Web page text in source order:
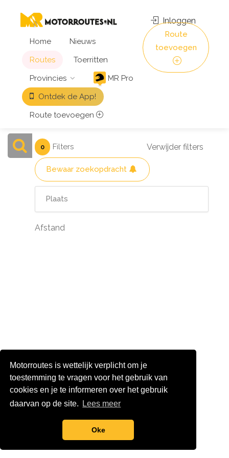
Motorroutes is wettelijk verplicht om je
toestemming te vragen voor het gebruik van
cookies en je te informeren over het gebruik
daarvan op de site.
Lees meer
Oke
Home
Nieuws
Routes
Toerritten
Provincies
MR Pro
Ontdek de App!
Route toevoegen
Inloggen
Route
toevoegen
0 Filters Verwijder filters
Bewaar zoekopdracht
Afstand
Provincie